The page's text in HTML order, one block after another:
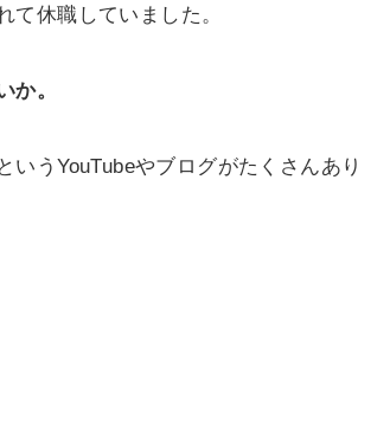
休職していました。
か。
うYouTubeやブログがたくさんあり